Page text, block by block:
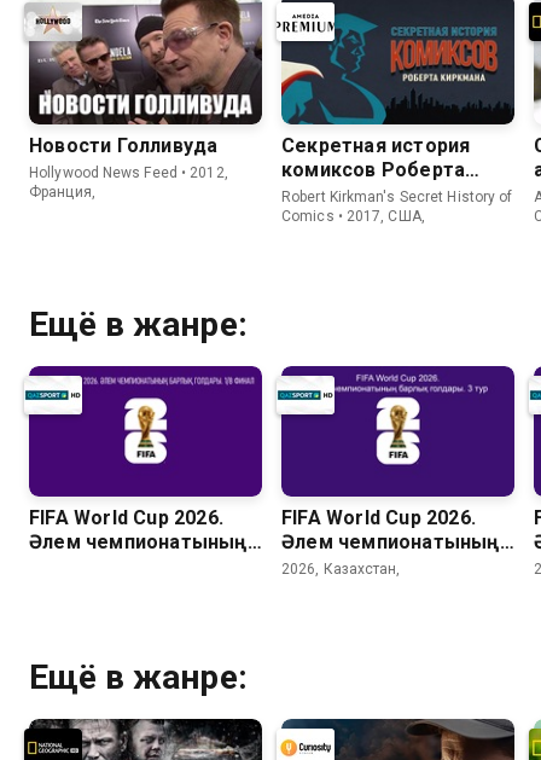
Новости Голливуда
Hollywood News Feed • 2012,
Франция,
Секретная история
комиксов Роберта
Киркмана
Robert Kirkman's Secret History of
Comics • 2017, США,
Ещё в жанре:
FIFA World Cup 2026.
Әлем чемпионатының
FIFA World Cup 2026.
Әлем чемпионатының
барлық голдары. 3 тур
2026, Казахстан,
Ещё в жанре: